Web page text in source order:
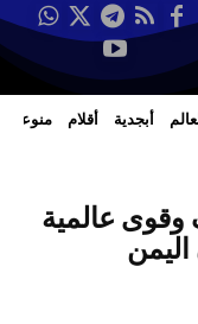
أبجدية أقلام منوعات
وقوى عالمية